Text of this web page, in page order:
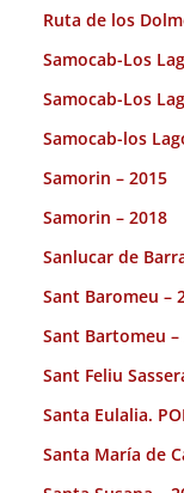
Ruta de los
Samocab-Los
Samocab-Los
Samocab-los
Samorin – 2015
Samorin – 2018
Sanlucar de
Sant Baromeu –
Sant Bartomeu –
Sant Feliu
Santa Eulalia.
Santa María de